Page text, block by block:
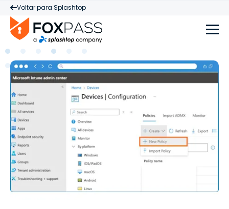
Voltar para Splashtop